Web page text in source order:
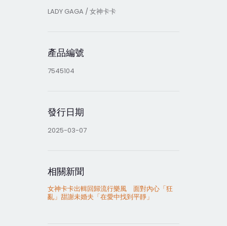
LADY GAGA / 女神卡卡
產品編號
7545104
發行日期
2025-03-07
相關新聞
女神卡卡出輯回歸流行樂風 面對內心「狂
亂」甜謝未婚夫「在愛中找到平靜」